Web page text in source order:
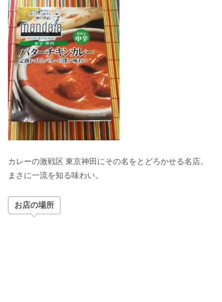
カレーの激戦区 東京神田にその名をとどろかせる名店。
まさに一流を知る味わい。
お店の場所